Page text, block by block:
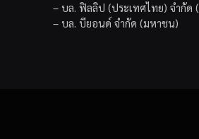
– บล. ฟิลลิป (ประเทศไทย) จำกัด
– บล. บียอนด์ จำกัด (มหาชน)